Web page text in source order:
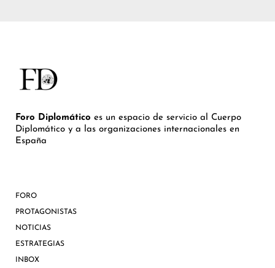
Foro Diplomático es un espacio de servicio al Cuerpo
Diplomático y a las organizaciones internacionales en
España
FORO
PROTAGONISTAS
NOTICIAS
ESTRATEGIAS
INBOX